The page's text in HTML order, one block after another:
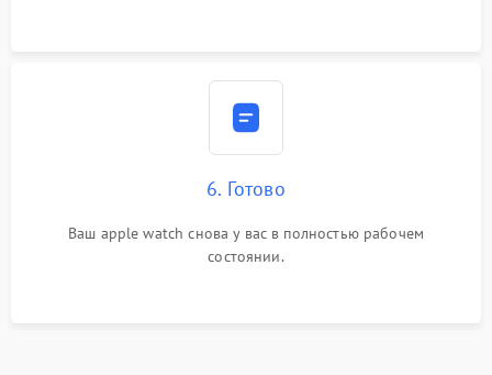
6. Готово
Ваш apple watch снова у вас в полностью рабочем
состоянии.